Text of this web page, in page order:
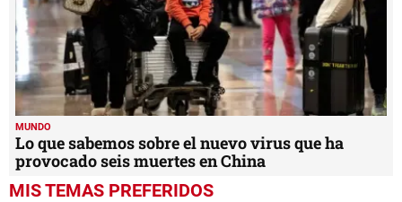
MUNDO
Lo que sabemos sobre el nuevo virus que ha
provocado seis muertes en China
MIS TEMAS PREFERIDOS